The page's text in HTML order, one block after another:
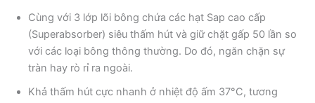
Cùng với 3 lớp lõi bông chứa các hạt Sap cao cấp
(Superabsorber) siêu thấm hút và giữ chặt gấp 50 lần so
với các loại bông thông thường. Do đó, ngăn chặn sự
tràn hay rò rỉ ra ngoài.
Khả thấm hút cực nhanh ở nhiệt độ ấm 37°C, tương